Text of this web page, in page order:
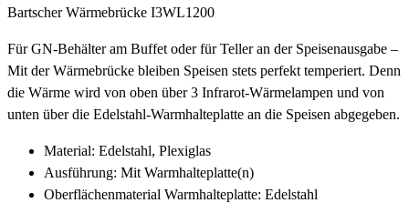
Bartscher Wärmebrücke I3WL1200
Für GN-Behälter am Buffet oder für Teller an der Speisenausgabe –
Mit der Wärmebrücke bleiben Speisen stets perfekt temperiert. Denn
die Wärme wird von oben über 3 Infrarot-Wärmelampen und von
unten über die Edelstahl-Warmhalteplatte an die Speisen abgegeben.
Material: Edelstahl, Plexiglas
Ausführung: Mit Warmhalteplatte(n)
Oberflächenmaterial Warmhalteplatte: Edelstahl